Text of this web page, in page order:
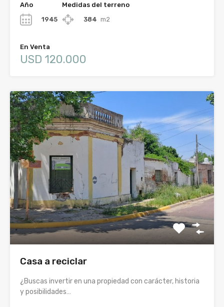
Año
1945
Medidas del terreno
384 m2
En Venta
USD 120.000
Casa a reciclar
¿Buscas invertir en una propiedad con carácter, historia
y posibilidades…